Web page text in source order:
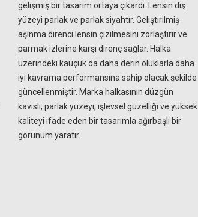
gelişmiş bir tasarım ortaya çıkardı. Lensin dış
yüzeyi parlak ve parlak siyahtır. Geliştirilmiş
aşınma direnci lensin çizilmesini zorlaştırır ve
parmak izlerine karşı direnç sağlar. Halka
üzerindeki kauçuk da daha derin oluklarla daha
iyi kavrama performansına sahip olacak şekilde
güncellenmiştir. Marka halkasının düzgün
kavisli, parlak yüzeyi, işlevsel güzelliği ve yüksek
kaliteyi ifade eden bir tasarımla ağırbaşlı bir
görünüm yaratır.